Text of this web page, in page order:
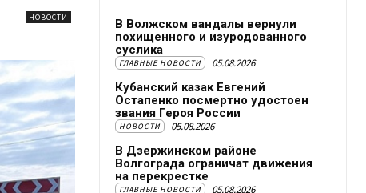
НОВОСТИ
В Волжском вандалы вернули
похищенного и изуродованного
суслика
ГЛАВНЫЕ НОВОСТИ 05.08.2026
Кубанский казак Евгений
Остапенко посмертно удостоен
звания Героя России
НОВОСТИ 05.08.2026
В Дзержинском районе
Волгограда ограничат движения
на перекрестке
ГЛАВНЫЕ НОВОСТИ 05.08.2026